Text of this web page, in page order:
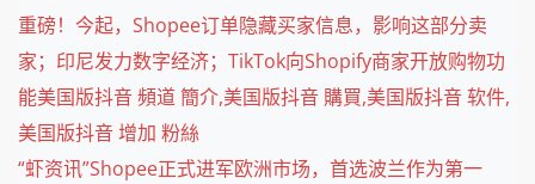
重磅！今起，Shopee订单隐藏买家信息，影响这部分卖
家；印尼发力数字经济；TikTok向Shopify商家开放购物功
能美国版抖音 頻道 簡介,美国版抖音 購買,美国版抖音 软件,
美国版抖音 增加 粉絲
“虾资讯”Shopee正式进军欧洲市场，首选波兰作为第一